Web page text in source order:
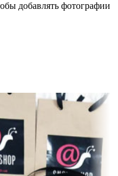
добавлять фотографии